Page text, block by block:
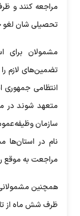
مراجعه کنند و
تحصیلی شان
مشمولان برای
تضمین‌های لازم
انتظامی جمهوری
متعهد شوند در
سازمان
نام در
مراجعت به موقع
همچنین
ظرف شش ماه از